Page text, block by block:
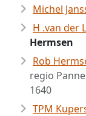
Michel
H .van der
Hermsen
Rob
regio
1640
TPM